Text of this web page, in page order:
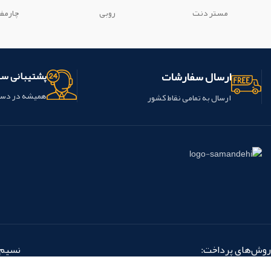
مستر دنت روبی
ارسال سفارشات
ارسال به تمامی نقاط کشور
پشتیبانی
همیشه در
روش‌های پرداخت: